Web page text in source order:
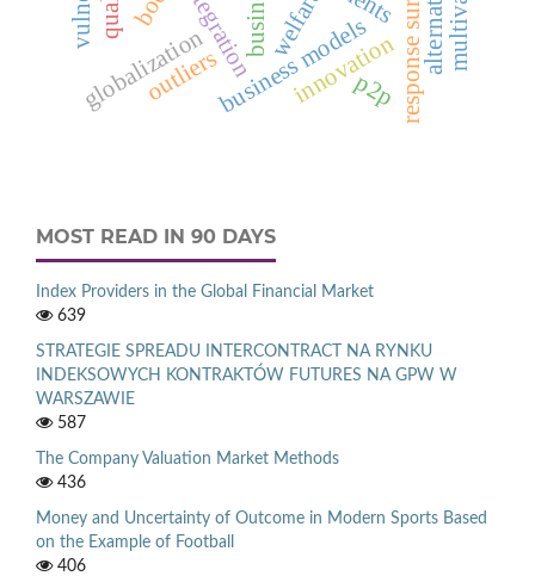
integration
globalization innovation
business models
welfare
p2p
outliers
MOST READ IN 90 DAYS
Index Providers in the Global Financial Market
639
STRATEGIE SPREADU INTERCONTRACT NA RYNKU
INDEKSOWYCH KONTRAKTÓW FUTURES NA GPW W
WARSZAWIE
587
The Company Valuation Market Methods
436
Money and Uncertainty of Outcome in Modern Sports Based
on the Example of Football
406